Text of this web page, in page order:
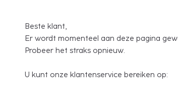
Beste klant,
Er wordt momenteel aan deze pagina
Probeer het straks opnieuw.
U kunt onze klantenservice bereiken op: